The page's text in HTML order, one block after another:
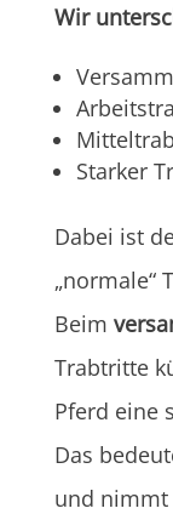
Wir
Mitteltrab
Starker
Dabei ist
„normale“
Beim
Trabtritte
Pferd eine
Das
und nimmt